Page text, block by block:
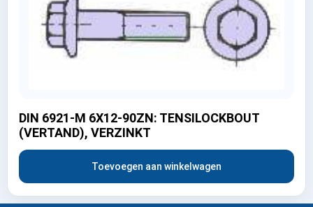
DIN 6921-M 6X12-90ZN: TENSILOCKBOUT
(VERTAND), VERZINKT
Toevoegen aan winkelwagen